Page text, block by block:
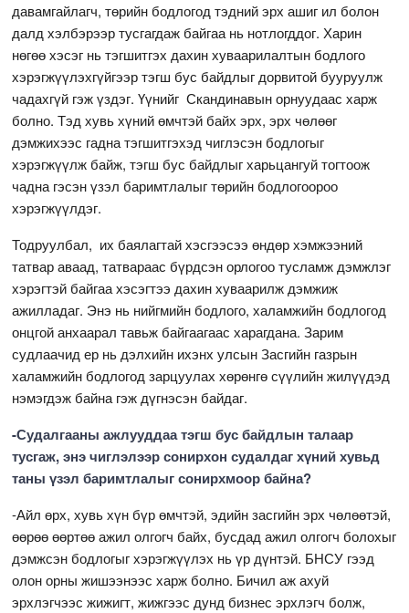
давамгайлагч, төрийн бодлогод тэдний эрх ашиг ил болон
далд хэлбэрээр тусгагдаж байгаа нь нотлогддог. Харин
нөгөө хэсэг нь тэгшитгэх дахин хуваарилалтын бодлого
хэрэгжүүлэхгүйгээр тэгш бус байдлыг дорвитой бууруулж
чадахгүй гэж үздэг. Үүнийг Скандинавын орнуудаас харж
болно. Тэд хувь хүний өмчтэй байх эрх, эрх чөлөөг
дэмжихээс гадна тэгшитгэхэд чиглэсэн бодлогыг
хэрэгжүүлж байж, тэгш бус байдлыг харьцангуй тогтоож
чадна гэсэн үзэл баримтлалыг төрийн бодлогоороо
хэрэгжүүлдэг.
Тодруулбал, их баялагтай хэсгээсээ өндөр хэмжээний
татвар аваад, татвараас бүрдсэн орлогоо тусламж дэмжлэг
хэрэгтэй байгаа хэсэгтээ дахин хуваарилж дэмжиж
ажилладаг. Энэ нь нийгмийн бодлого, халамжийн бодлогод
онцгой анхаарал тавьж байгаагаас харагдана. Зарим
судлаачид ер нь дэлхийн ихэнх улсын Засгийн газрын
халамжийн бодлогод зарцуулах хөрөнгө сүүлийн жилүүдэд
нэмэгдэж байна гэж дүгнэсэн байдаг.
-Судалгааны ажлууддаа тэгш бус байдлын талаар
тусгаж, энэ чиглэлээр сонирхон судалдаг хүний хувьд
таны үзэл баримтлалыг сонирхмоор байна?
-Айл өрх, хувь хүн бүр өмчтэй, эдийн засгийн эрх чөлөөтэй,
өөрөө өөртөө ажил олгогч байх, бусдад ажил олгогч болохыг
дэмжсэн бодлогыг хэрэгжүүлэх нь үр дүнтэй. БНСУ гээд
олон орны жишээнээс харж болно. Бичил аж ахуй
эрхлэгчээс жижигт, жижгээс дунд бизнес эрхлэгч болж,